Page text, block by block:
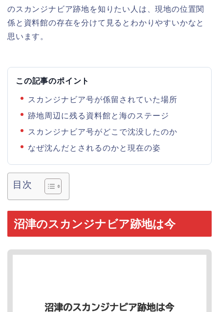
のスカンジナビア跡地を知りたい人は、現地の位置関
係と資料館の存在を分けて見るとわかりやすいかなと
思います。
この記事のポイント
スカンジナビア号が係留されていた場所
跡地周辺に残る資料館と海のステージ
スカンジナビア号がどこで沈没したのか
なぜ沈んだとされるのかと現在の姿
目次
沼津のスカンジナビア跡地は今